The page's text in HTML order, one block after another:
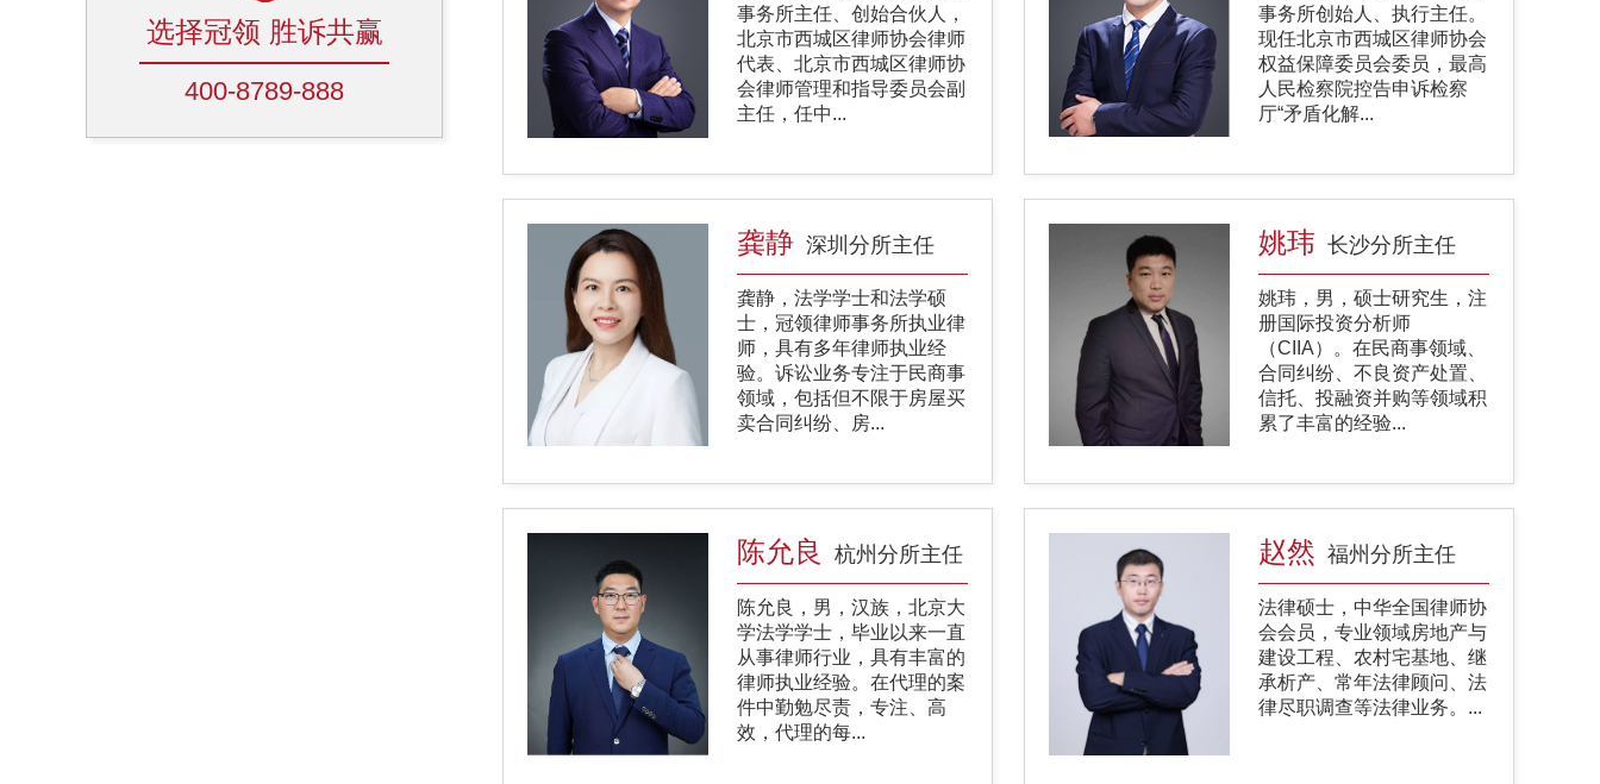
选择冠领 胜诉共赢
400-8789-888
事务所主任、创始合伙人，
北京市西城区律师协会律师
代表、北京市西城区律师协
会律师管理和指导委员会副
主任，任中...
事务所创始人、执行主任。
现任北京市西城区律师协会
权益保障委员会委员，最高
人民检察院控告申诉检察
厅“矛盾化解...
龚静 深圳分所主任
龚静，法学学士和法学硕
士，冠领律师事务所执业律
师，具有多年律师执业经
验。诉讼业务专注于民商事
领域，包括但不限于房屋买
卖合同纠纷、房...
姚玮 长沙分所主任
姚玮，男，硕士研究生，注
册国际投资分析师
（CIIA）。在民商事领域、
合同纠纷、不良资产处置、
信托、投融资并购等领域积
累了丰富的经验...
陈允良 杭州分所主任
陈允良，男，汉族，北京大
学法学学士，毕业以来一直
从事律师行业，具有丰富的
律师执业经验。在代理的案
件中勤勉尽责，专注、高
效，代理的每...
​赵然 福州分所主任
法律硕士，中华全国律师协
会会员，专业领域房地产与
建设工程、农村宅基地、继
承析产、常年法律顾问、法
律尽职调查等法律业务。...